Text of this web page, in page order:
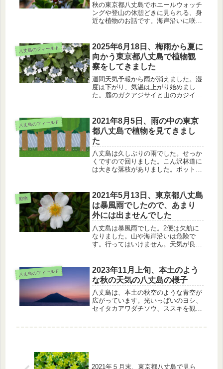
秋の東京都八丈島でホエールウォッチ
ングや登山の休憩どきに見られる、身
近な植物のお話です。海岸沿いに咲く
白いひげのセンニンソウを紹介しま
す。
八丈島のフィールド
2025年6月18日、梅雨から夏に
向かう東京都八丈島で植物観
察をしてきました
週間天気予報から雨が消えました。湿
度は下がり、気温は上がり始めまし
た。麓のガクアジサイと山のカジイチ
八丈島のフィールド
2021年8月5日、雨の中の東京
都八丈島で植物を見てきまし
た
八丈島は久しぶりの雨でした。せっか
くですので回りました。こん沢林道に
は大きな落枝がありました。ポットホ
シ、クルマバナを堪能しました。
動物
2021年5月13日、東京都八丈島
は暴風雨でしたので、あまり
外には出ませんでした
八丈島は暴風雨でした。2便は欠航に
なりました。山や海岸沿いは危険で
す。行ってはいけません。天気が良け
す。少し出かけましたが、雨の中のツ
バメチドリを見ました。
八丈島のフィールド
2023年11月上旬、本土のよう
な秋の天気の八丈島の様子
八丈島は、本土の秋空のような青空が
広がっています。光いっぱいのヨシ、
セイタカアワダチソウ、ススキを観察
2021年５月末、東京都八丈島で見ら